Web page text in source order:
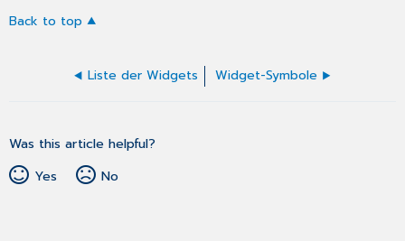
Back to top
Liste der Widgets Widget-Symbole
Was this article helpful?
Yes
No